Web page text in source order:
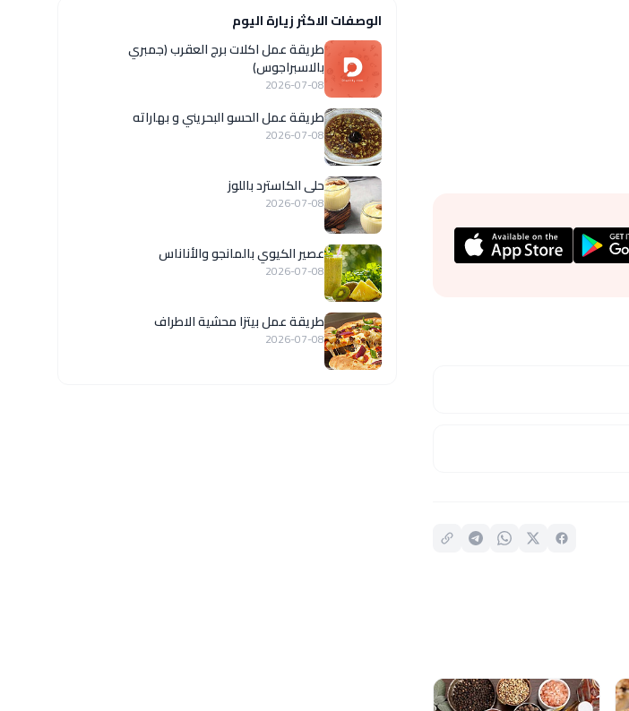
الوصفات الاكثر زيارة اليوم
طريقة عمل اكلات برج العقرب (جمبري
بالاسبراجوس)
2026-07-08
طريقة عمل الحسو البحريني و بهاراته
2026-07-08
حلى الكاسترد باللوز
2026-07-08
عصير الكيوي بالمانجو والأناناس
2026-07-08
طريقة عمل بيتزا محشية الاطراف
2026-07-08